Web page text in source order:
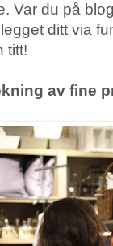
Var du på
ditt via
titt!
av fine